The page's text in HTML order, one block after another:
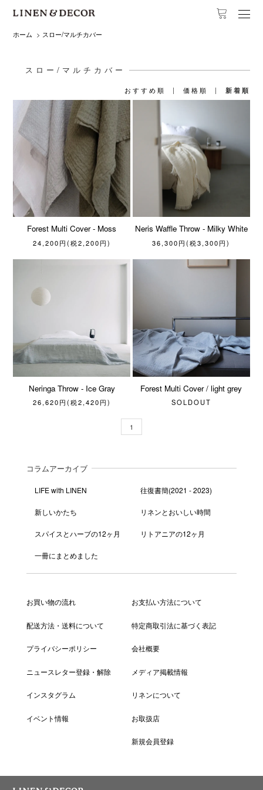
ホーム > スロー/マルチカバー
スロー/マルチカバー
おすすめ順 | 価格順 | 新着順
Forest Multi Cover - Moss
24,200円(税2,200円)
Neris Waffle Throw - Milky White
36,300円(税3,300円)
Neringa Throw - Ice Gray
26,620円(税2,420円)
Forest Multi Cover / light grey
SOLDOUT
1
コラムアーカイブ
LIFE with LINEN 往復書簡(2021 - 2023)
新しいかたち リネンとおいしい時間
スパイスとハーブの12ヶ月 リトアニアの12ヶ月
一冊にまとめました
お買い物の流れ お支払い方法について
配送方法・送料について 特定商取引法に基づく表記
プライバシーポリシー 会社概要
ニュースレター登録・解除 メディア掲載情報
インスタグラム リネンについて
イベント情報 お取扱店
新規会員登録